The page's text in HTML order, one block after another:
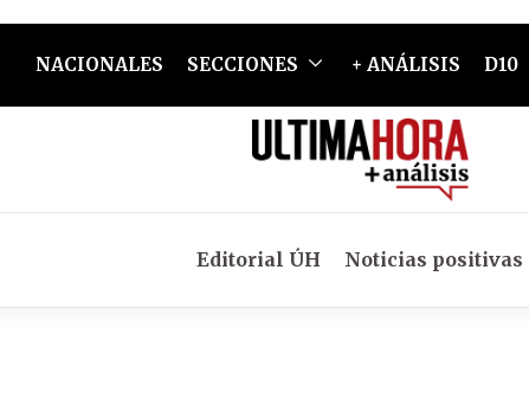
NACIONALES SECCIONES + ANÁLISIS D10
Editorial ÚH Noticias positivas